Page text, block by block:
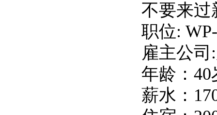
不要来
职位:
雇主公司
年龄：
薪水：